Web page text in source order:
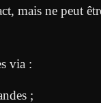
mais ne peut
via :
;